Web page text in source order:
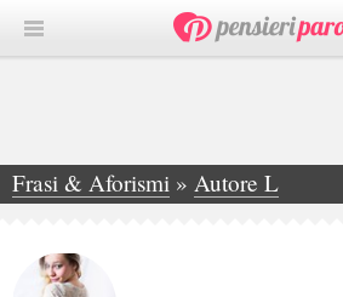
Frasi & Aforismi » Autore L
»Lilia Mokhonko